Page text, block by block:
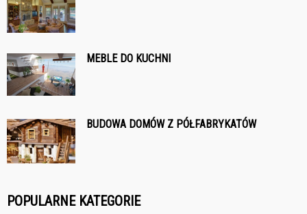
MEBLE DO KUCHNI
BUDOWA DOMÓW Z PÓŁFABRYKATÓW
POPULARNE KATEGORIE